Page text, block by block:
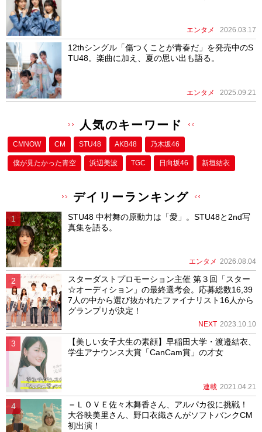
エンタメ 2026.03.17
12thシングル「傷つくことが青春だ」を発売中のS
TU48。楽曲に加え、夏の思い出も語る。
エンタメ 2025.09.21
人気のキーワード
CMNOW CM STU48 AKB48 乃木坂46
僕が⾒たかった⻘空 浜辺美波 TGC 日向坂46 新垣結衣
デイリーランキング
STU48 中村舞の原動力は「愛」。STU48と2nd写
真集を語る。
エンタメ 2026.08.04
スターダストプロモーション主催 第３回「スター
☆オーディション」の最終選考会。応募総数16,39
7人の中から選び抜かれたファイナリスト16人から
グランプリが決定！
NEXT 2023.10.10
【美しい女子大生の素顔】早稲田大学・渡邉結衣、
学生アナウンス大賞「CanCam賞」の才女
連載 2021.04.21
＝ＬＯＶＥ佐々木舞香さん、アルパカ役に挑戦！
大谷映美里さん、野口衣織さんがソフトバンクCM
初出演！